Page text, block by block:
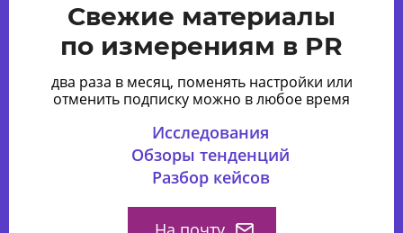
Свежие материалы
по измерениям в PR
два раза в месяц, поменять настройки или
отменить подписку можно в любое время
Исследования
Обзоры тенденций
Разбор кейсов